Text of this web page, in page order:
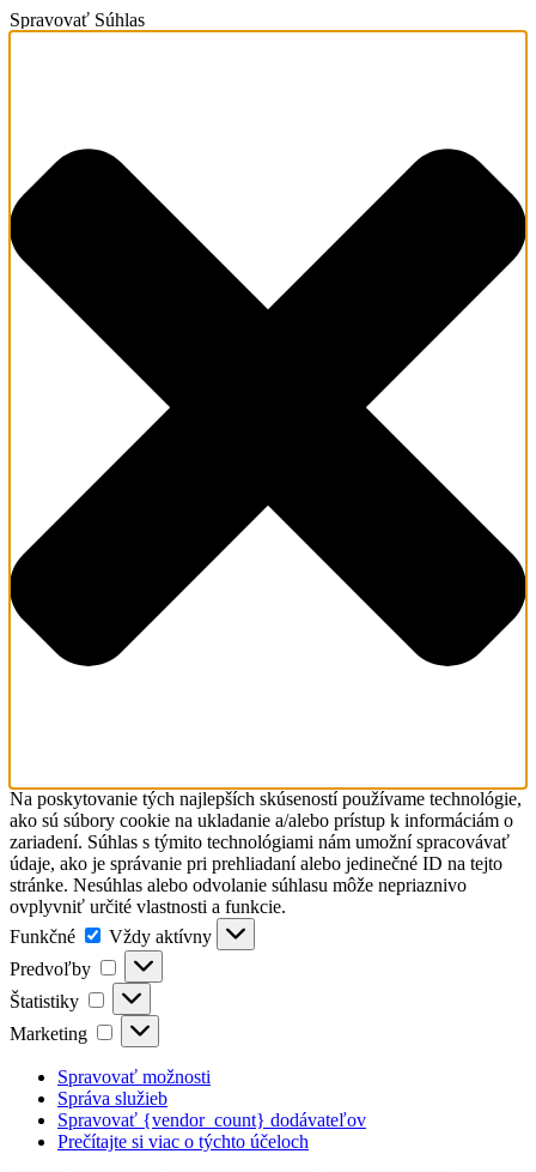
Spravovať Súhlas
Na poskytovanie tých najlepších skúseností používame technológie,
ako sú súbory cookie na ukladanie a/alebo prístup k informáciám o
zariadení. Súhlas s týmito technológiami nám umožní spracovávať
údaje, ako je správanie pri prehliadaní alebo jedinečné ID na tejto
stránke. Nesúhlas alebo odvolanie súhlasu môže nepriaznivo
ovplyvniť určité vlastnosti a funkcie.
Funkčné
Funkčné
Vždy aktívny
Predvoľby
Predvoľby
Štatistiky Štatistiky
Marketing Marketing
Spravovať možnosti
Správa služieb
Spravovať {vendor_count} dodávateľov
Prečítajte si viac o týchto účeloch